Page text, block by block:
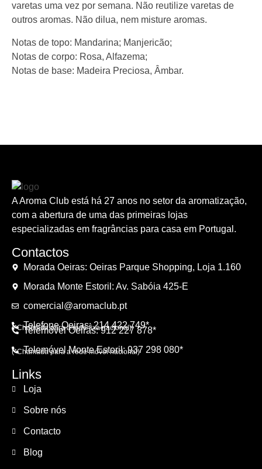
varetas uma vez por semana. Não reutilize varetas de
outros aromas. Não dilua, nem misture aromas.
Notas de topo: Mandarina; Manjericão;
Notas de corpo: Rosa, Alfazema;
Notas de base: Madeira Preciosa, Âmbar.
A Aroma Club está há 27 anos no setor da aromatização,
com a abertura de uma das primeiras lojas
especializadas em fragrâncias para casa em Portugal.
Contactos
Morada Oeiras: Oeiras Parque Shopping, Loja 1.160
Morada Monte Estoril: Av. Sabóia 425-E
comercial@aromaclub.pt
Telefone Oeiras: 214 422 749*
(*Chamada para a rede fixa nacional)
Telemóvel Oeiras: 912 227 878*
Telemóvel Monte Estoril: 937 298 080*
(*Chamada para a rede móvel nacional)
Links
Loja
Sobre nós
Contacto
Blog